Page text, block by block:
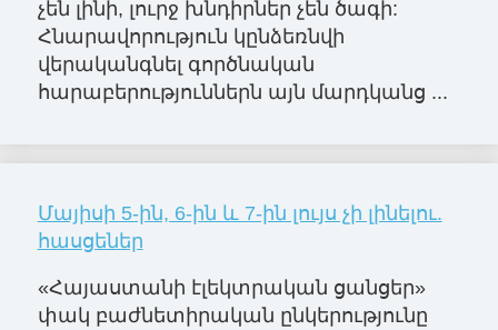
չեն լինի, լուրջ խնդիրներ չեն ծագի:
Հնարավորություն կընձեռնվի
վերականգնել գործնական
հարաբերություններն այն մարդկանց ...
Մայիսի 5-ին, 6-ին և 7-ին լույս չի լինելու.
հասցեներ
«Հայաստանի էլեկտրական ցանցեր»
փակ բաժնետիրական ընկերությունը